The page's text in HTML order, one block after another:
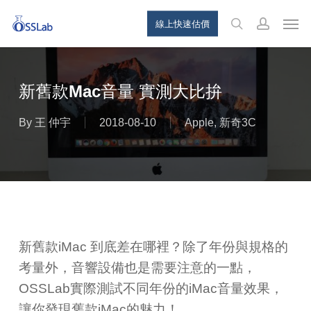
main
線上快速估價
searchaccount
新舊款Mac音量 實測大比拚
By 王 仲宇 2018-08-10 Apple, 新奇3C
新舊款iMac 到底差在哪裡？除了年份與規格的
考量外，音響設備也是需要注意的一點，
OSSLab實際測試不同年份的iMac音量效果，